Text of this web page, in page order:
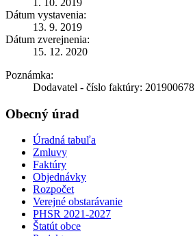
Dátum vystavenia:
13. 9. 2019
Dátum zverejnenia:
15. 12. 2020
Poznámka:
Dodavatel - číslo faktúry: 201900678
Obecný úrad
Úradná tabuľa
Zmluvy
Faktúry
Objednávky
Rozpočet
Verejné obstarávanie
PHSR 2021-2027
Štatút obce